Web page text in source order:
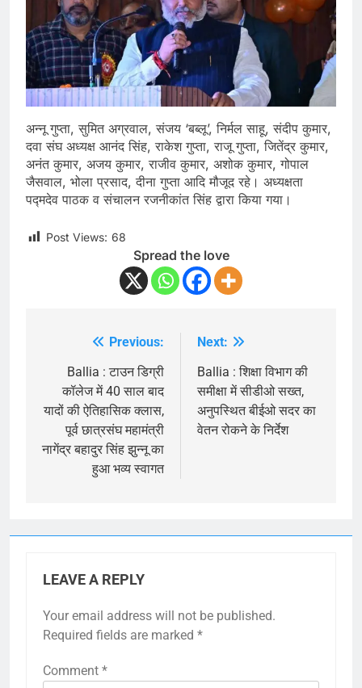
अन्नू गुप्ता, सुमित अग्रवाल, संजय ‘बब्लू’, निर्मल साहू, संदीप कुमार,
दवा संघ अध्यक्ष आनंद सिंह, राकेश गुप्ता, राजू गुप्ता, जितेंद्र कुमार,
अनंत कुमार, अजय कुमार, राजीव कुमार, अशोक कुमार, गोपाल
जैसवाल, भोला प्रसाद, दीना गुप्ता आदि मौजूद रहे। अध्यक्षता
पद्मदेव पाठक व संचालन रजनीकांत सिंह द्वारा किया गया।
Post Views: 68
Spread the love
navigation
Previous:
Ballia : टाउन डिग्री
कॉलेज में 40 साल बाद
यादों की ऐतिहासिक क्लास,
पूर्व छात्रसंघ महामंत्री
नागेंद्र बहादुर सिंह झुन्नू का
हुआ भव्य स्वागत
Next:
Ballia : शिक्षा विभाग की
समीक्षा में सीडीओ सख्त,
अनुपस्थित बीईओ सदर का
वेतन रोकने के निर्देश
LEAVE A REPLY
Your email address will not be published.
Required fields are marked *
Comment *